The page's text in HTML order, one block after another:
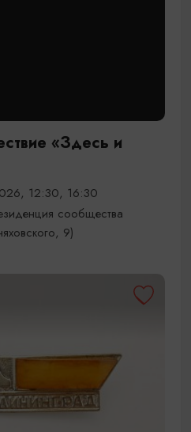
«Здесь и
12:30, 16:30
сообщества
9)